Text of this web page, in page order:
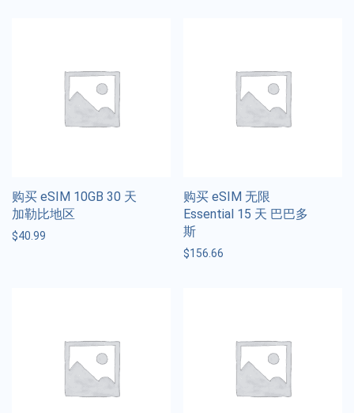
购买 eSIM 10GB 30 天
加勒比地区
$40.99
购买 eSIM 无限
Essential 15 天 巴巴多
斯
$156.66